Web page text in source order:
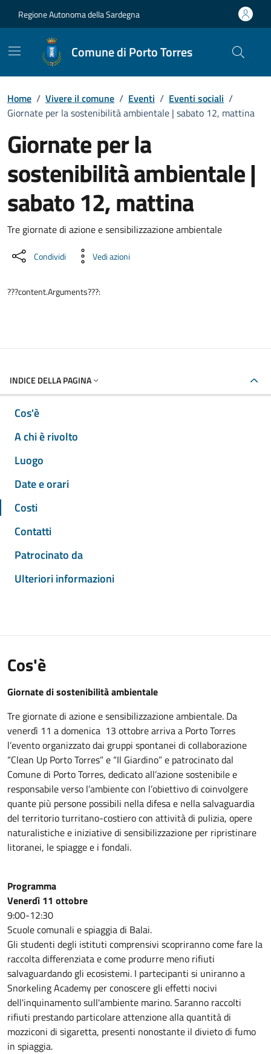
Regione Autonoma della Sardegna
Comune di Porto Torres
Home / Vivere il comune / Eventi / Eventi sociali /
Giornate per la sostenibilità ambientale | sabato 12, mattina
Giornate per la
sostenibilità ambientale |
sabato 12, mattina
Dettaglio dell'evento
Tre giornate di azione e sensibilizzazione ambientale
Condividi Vedi azioni
???content.Arguments???:
INDICE DELLA PAGINA
Cos'è
A chi è rivolto
Luogo
Date e orari
Costi
Contatti
Patrocinato da
Ulteriori informazioni
Cos'è
Giornate di sostenibilità ambientale
Tre giornate di azione e sensibilizzazione ambientale. Da
venerdì 11 a domenica 13 ottobre arriva a Porto Torres
l’evento organizzato dai gruppi spontanei di collaborazione
“Clean Up Porto Torres” e “Il Giardino” e patrocinato dal
Comune di Porto Torres, dedicato all’azione sostenibile e
responsabile verso l’ambiente con l’obiettivo di coinvolgere
quante più persone possibili nella difesa e nella salvaguardia
del territorio turritano-costiero con attività di pulizia, opere
naturalistiche e iniziative di sensibilizzazione per ripristinare
litoranei, le spiagge e i fondali.
Programma
Venerdì 11 ottobre
9:00-12:30
Scuole comunali e spiaggia di Balai.
Gli studenti degli istituti comprensivi scopriranno come fare la
raccolta differenziata e come produrre meno rifiuti
salvaguardando gli ecosistemi. I partecipanti si uniranno a
Snorkeling Academy per conoscere gli effetti nocivi
dell'inquinamento sull'ambiente marino. Saranno raccolti
rifiuti prestando particolare attenzione alla quantità di
mozziconi di sigaretta, presenti nonostante il divieto di fumo
in spiaggia.